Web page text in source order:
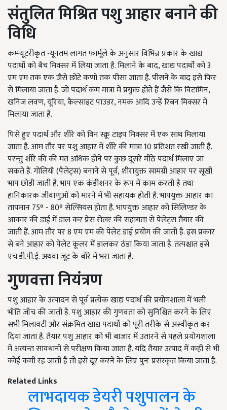
संतुलित मिश्रित पशु आहार बनाने की
विधि
कम्प्यूटरीकृत न्यूनतम लागत फार्मूले के अनुसार विभिन्न प्रकार के खाद्य
पदार्थो को बैच मिक्सर में लिया जाता है. मिलाने के बाद, खाद्य पदार्थों को 3
एम एम तक एक जैसे छोटे कणों तक पीसा जाता है. पीसने के बाद इसे फिर
से मिलाया जाता है. जो पदार्थ कम मात्रा में प्रयुक्त होते हैं जैसे कि विटामिन,
खनिज लवण, यूरिया, कैल्साइट पाउडर, नमक आदि उन्हें रिबन मिक्सर में
मिलाया जाता है.
पिसे हुए पदार्थ और शीरे को विन स्क्रू टाइप मिक्सर में एक साथ मिलाया
जाता है. आम तौर पर पशु आहार में शीरे की मात्रा 10 प्रतिशत रखी जाती है.
परन्तु शीरे की की मत अधिक होने पर कुछ दूसरे मीठे पदार्थ मिलाए जा
सकते हैं. गोलियाँ (पैलेट्स) बनाने से पूर्व, शीरायुक्त सामग्री आहार पर सूखी
भाप छोडी जाती है. भाप एक कंडीशनर के रूप में काम करती है तथा
हानिकारक जीवाणुओं को मारने में भी सहायक होती है. भापयुक्त आहार का
तापमान 75° - 80° सेल्सियस होता है. भापयुक्त आहार को सिलिण्डर के
आकार की डाई में डाल कर प्रेस रोलर की सहायता से पेलेट्स तैयार की
जाती हैं. आम तौर पर 8 एम एम की पेलेट डाई प्रयोग की जाती है. इस प्रकार
से बने आहार को पेलेट कूलर में डालकर ठंडा किया जाता है. तत्पश्चात इसे
एच.डी.पी.ई. अथवा जूट के बोरे में भरा जाता है.
गुणवत्ता नियंत्रण
पशु आहार के उत्पादन से पूर्व प्रत्येक खाद्य पदार्थ की प्रयोगशाला में भली
भाँति जाँच की जाती है. पशु आहार की गुणवता को सुनिश्चित करने के लिए
सभी मिलावटी और संक्रमित खाद्य पदार्थों को पूरी तरीके से अस्वीकृत कर
दिया जाता है. तैयार पशु आहार को भी बाजार में उतारने से पहले प्रयोगशाला
में अत्यंन्त सावधानी से परीक्षण किया जाता है. यदि तैयार उत्पाद में कहीं से भी
कोई कमी रह जाती है तो इसे दूर करने के लिए पुनः प्रसंस्कृत किया जाता है.
Related Links
लाभदायक डेयरी पशुपालन के